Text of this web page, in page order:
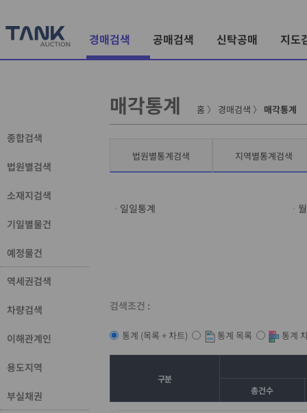
경매검색 공매검색 신탁공매 지도
종합검색
법원별검색
소재지검색
기일별물건
예정물건
역세권검색
차량검색
이해관계인
용도지역
부실채권
매각통계 홈 〉 경매검색 〉 매각통계
법원별통계검색 지역별통계검색
일일통계
검색조건 :
통계 (목록 + 차트) 통계 목록 통계
구분
총건수